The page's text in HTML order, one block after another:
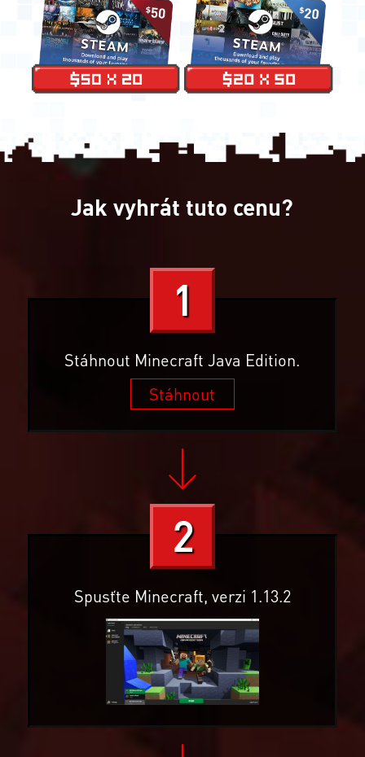
Jak vyhrát tuto cenu?
1
Stáhnout Minecraft Java Edition.
Stáhnout
2
Spusťte Minecraft, verzi 1.13.2